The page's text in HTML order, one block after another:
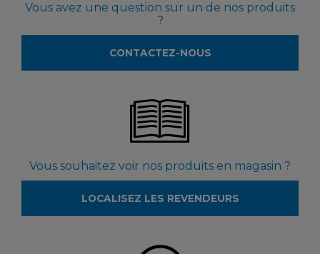
Vous avez une question sur un de nos produits
?
CONTACTEZ-NOUS
Vous souhaitez voir nos produits en magasin ?
LOCALISEZ LES REVENDEURS